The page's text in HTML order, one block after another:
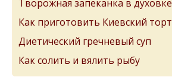
Творожная запеканка в духовке
Как приготовить Киевский торт
Диетический гречневый суп
Как солить и вялить рыбу